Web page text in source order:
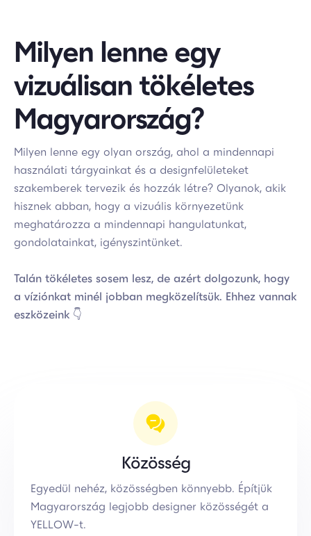
Milyen lenne egy
vizuálisan tökéletes
Magyarország?
Milyen lenne egy olyan ország, ahol a mindennapi
használati tárgyainkat és a designfelületeket
szakemberek tervezik és hozzák létre? Olyanok, akik
hisznek abban, hogy a vizuális környezetünk
meghatározza a mindennapi hangulatunkat,
gondolatainkat, igényszintünket.
Talán tökéletes sosem lesz, de azért dolgozunk, hogy
a víziónkat minél jobban megközelítsük. Ehhez vannak
eszközeink 👇
Közösség
Egyedül nehéz, közösségben könnyebb. Építjük
Magyarország legjobb designer közösségét a
YELLOW-t.